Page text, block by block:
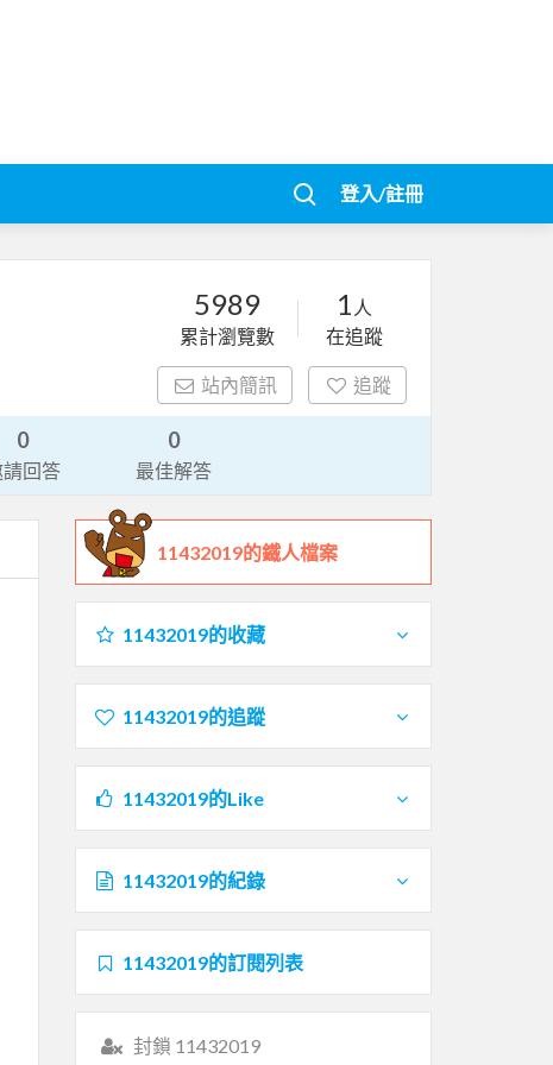
登入/註冊
5989
累計瀏覽數
1 人
在追蹤
站內簡訊 追蹤
0
回答
0
最佳解答
11432019的鐵人檔案
11432019的收藏
11432019的追蹤
11432019的Like
11432019的紀錄
11432019的訂閱列表
封鎖 11432019